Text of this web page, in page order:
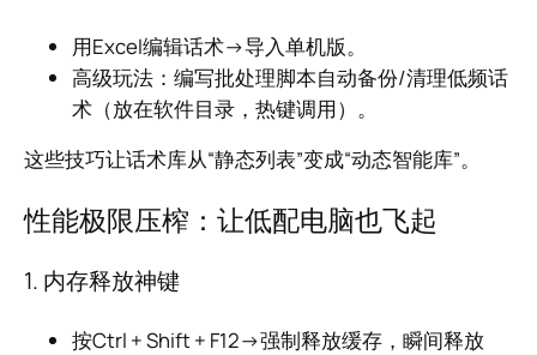
用Excel编辑话术→导入单机版。
高级玩法：编写批处理脚本自动备份/清理低频话
术（放在软件目录，热键调用）。
这些技巧让话术库从“静态列表”变成“动态智能库”。
性能极限压榨：让低配电脑也飞起
1. 内存释放神键
按Ctrl + Shift + F12→强制释放缓存，瞬间释放